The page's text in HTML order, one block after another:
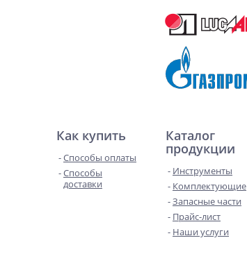
Как купить
Способы оплаты
Способы
доставки
Каталог
продукции
Инструменты
Комплектующие
Запасные части
Прайс-лист
Наши услуги